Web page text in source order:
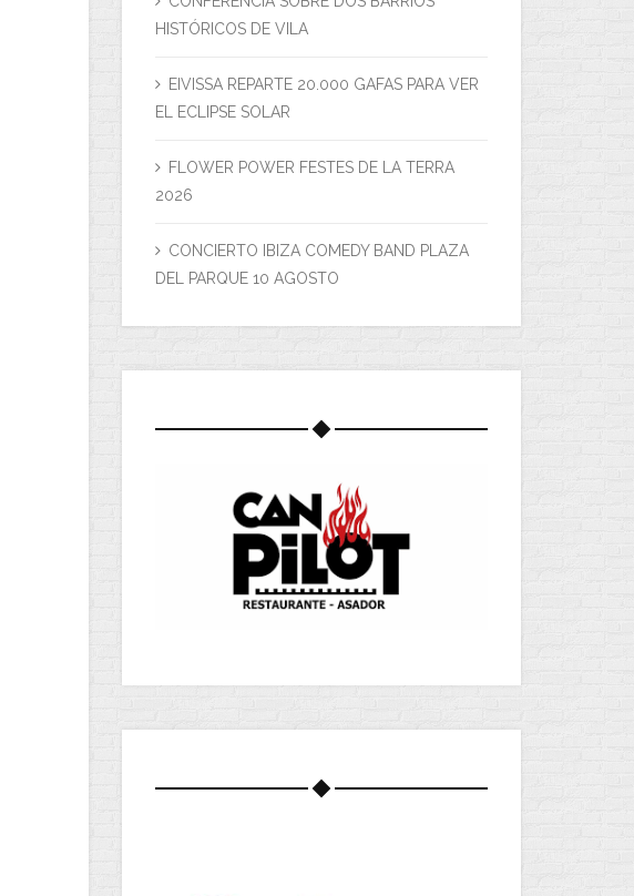
HISTÓRICOS DE VILA
EIVISSA REPARTE 20.000 GAFAS PARA VER
EL ECLIPSE SOLAR
FLOWER POWER FESTES DE LA TERRA
2026
CONCIERTO IBIZA COMEDY BAND PLAZA
DEL PARQUE 10 AGOSTO